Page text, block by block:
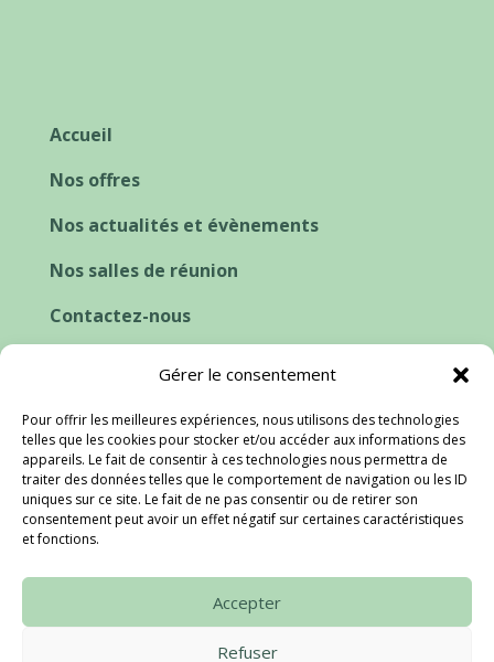
Gérer le consentement
Pour offrir les meilleures expériences, nous utilisons des technologies
telles que les cookies pour stocker et/ou accéder aux informations des
appareils. Le fait de consentir à ces technologies nous permettra de
traiter des données telles que le comportement de navigation ou les ID
uniques sur ce site. Le fait de ne pas consentir ou de retirer son
consentement peut avoir un effet négatif sur certaines caractéristiques
et fonctions.
Accepter
Refuser
Accueil
Nos offres
Nos actualités et évènements
Nos salles de réunion
Contactez-nous